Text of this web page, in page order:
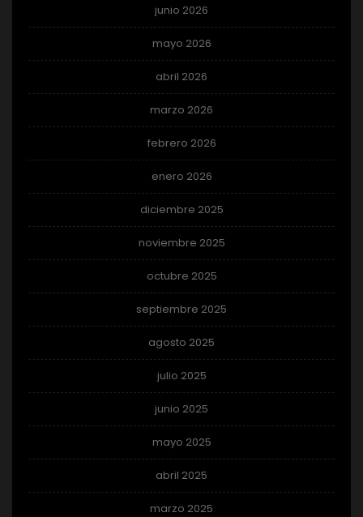
junio 2026
mayo 2026
abril 2026
marzo 2026
febrero 2026
enero 2026
diciembre 2025
noviembre 2025
octubre 2025
septiembre 2025
agosto 2025
julio 2025
junio 2025
mayo 2025
abril 2025
marzo 2025